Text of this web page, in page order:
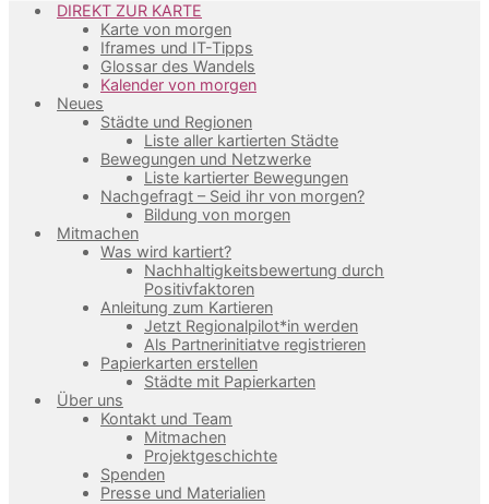
DIREKT ZUR KARTE
Karte von morgen
Iframes und IT-Tipps
Glossar des Wandels
Kalender von morgen
Neues
Städte und Regionen
Liste aller kartierten Städte
Bewegungen und Netzwerke
Liste kartierter Bewegungen
Nachgefragt – Seid ihr von morgen?
Bildung von morgen
Mitmachen
Was wird kartiert?
Nachhaltigkeitsbewertung durch
Positivfaktoren
Anleitung zum Kartieren
Jetzt Regionalpilot*in werden
Als Partnerinitiatve registrieren
Papierkarten erstellen
Städte mit Papierkarten
Über uns
Kontakt und Team
Mitmachen
Projektgeschichte
Spenden
Presse und Materialien